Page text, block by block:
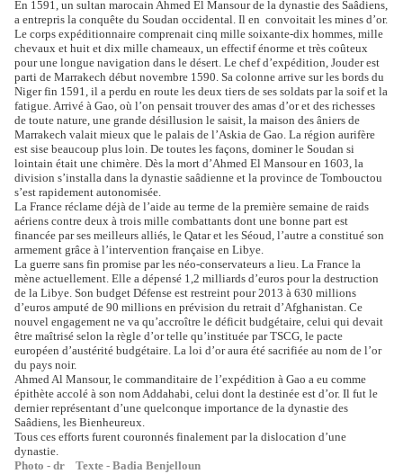
En 1591, un sultan marocain Ahmed El Mansour de la dynastie des Saâdiens,
a entrepris la conquête du Soudan occidental. Il en convoitait les mines d’or.
Le corps expéditionnaire comprenait cinq mille soixante-dix hommes, mille
chevaux et huit et dix mille chameaux, un effectif énorme et très coûteux
pour une longue navigation dans le désert. Le chef d’expédition, Jouder est
parti de Marrakech début novembre 1590. Sa colonne arrive sur les bords du
Niger fin 1591, il a perdu en route les deux tiers de ses soldats par la soif et la
fatigue. Arrivé à Gao, où l’on pensait trouver des amas d’or et des richesses
de toute nature, une grande désillusion le saisit, la maison des âniers de
Marrakech valait mieux que le palais de l’Askia de Gao. La région aurifère
est sise beaucoup plus loin. De toutes les façons, dominer le Soudan si
lointain était une chimère. Dès la mort d’Ahmed El Mansour en 1603, la
division s’installa dans la dynastie saâdienne et la province de Tombouctou
s’est rapidement autonomisée.
La France réclame déjà de l’aide au terme de la première semaine de raids
aériens contre deux à trois mille combattants dont une bonne part est
financée par ses meilleurs alliés, le Qatar et les Séoud, l’autre a constitué son
armement grâce à l’intervention française en Libye.
La guerre sans fin promise par les néo-conservateurs a lieu. La France la
mène actuellement. Elle a dépensé 1,2 milliards d’euros pour la destruction
de la Libye. Son budget Défense est restreint pour 2013 à 630 millions
d’euros amputé de 90 millions en prévision du retrait d’Afghanistan. Ce
nouvel engagement ne va qu’accroître le déficit budgétaire, celui qui devait
être maîtrisé selon la règle d’or telle qu’instituée par TSCG, le pacte
européen d’austérité budgétaire. La loi d’or aura été sacrifiée au nom de l’or
du pays noir.
Ahmed Al Mansour, le commanditaire de l’expédition à Gao a eu comme
épithète accolé à son nom Addahabi, celui dont la destinée est d’or. Il fut le
dernier représentant d’une quelconque importance de la dynastie des
Saâdiens, les Bienheureux.
Tous ces efforts furent couronnés finalement par la dislocation d’une
dynastie.
Photo - dr Texte - Badia Benjelloun